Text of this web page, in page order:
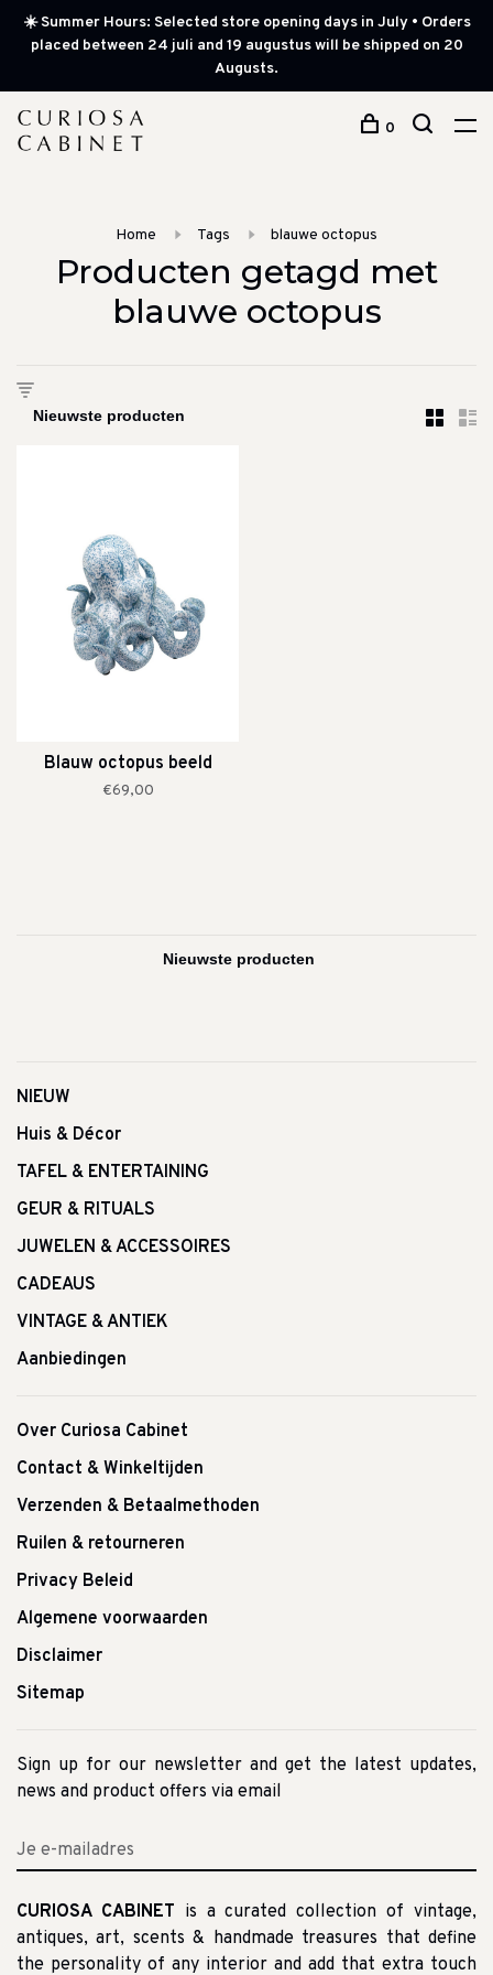
☀️ Summer Hours: Selected store opening days in July • Orders
placed between 24 juli and 19 augustus will be shipped on 20
Augusts.
0
Home Tags blauwe octopus
Producten getagd met
blauwe octopus
Blauw octopus beeld
€69,00
NIEUW
Huis & Décor
TAFEL & ENTERTAINING
GEUR & RITUALS
JUWELEN & ACCESSOIRES
CADEAUS
VINTAGE & ANTIEK
Aanbiedingen
Over Curiosa Cabinet
Contact & Winkeltijden
Verzenden & Betaalmethoden
Ruilen & retourneren
Privacy Beleid
Algemene voorwaarden
Disclaimer
Sitemap
Sign up for our newsletter and get the latest updates,
news and product offers via email
CURIOSA CABINET is a curated collection of vintage,
antiques, art, scents & handmade treasures that define
the personality of any interior and add that extra touch